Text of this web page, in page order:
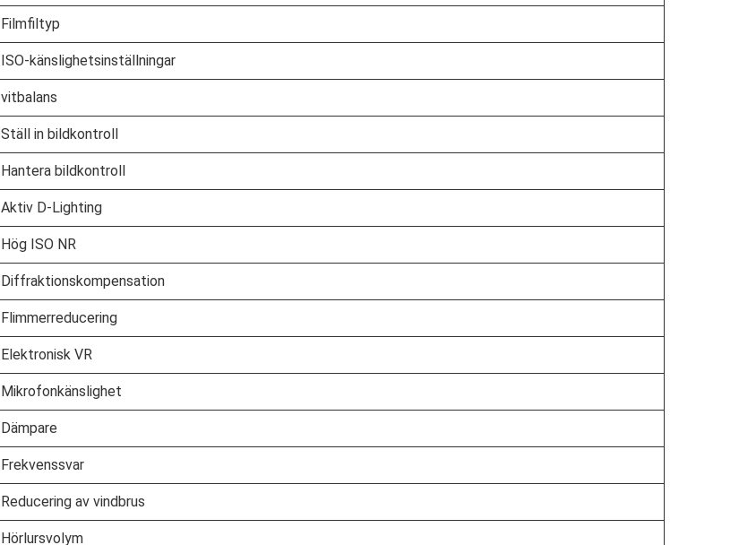
Filmfiltyp
ISO-känslighetsinställningar
vitbalans
Ställ in bildkontroll
Hantera bildkontroll
Aktiv D-Lighting
Hög ISO NR
Diffraktionskompensation
Flimmerreducering
Elektronisk VR
Mikrofonkänslighet
Dämpare
Frekvenssvar
Reducering av vindbrus
Hörlursvolym